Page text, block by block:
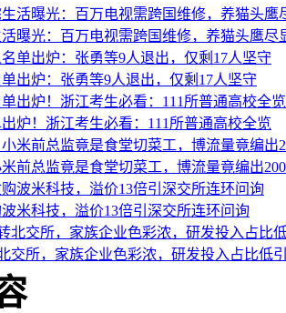
曝光：百万电视需跨国维修，养猫头鹰尽
出炉：张勇等9人退出，仅剩17人坚守
炉！浙江考生必看：111所普通高校全览
前总监竟是食堂切菜工，博流量竟编出
米科技，溢价13倍引深交所连环问询
交所，家族企业色彩浓，研发投入占比低